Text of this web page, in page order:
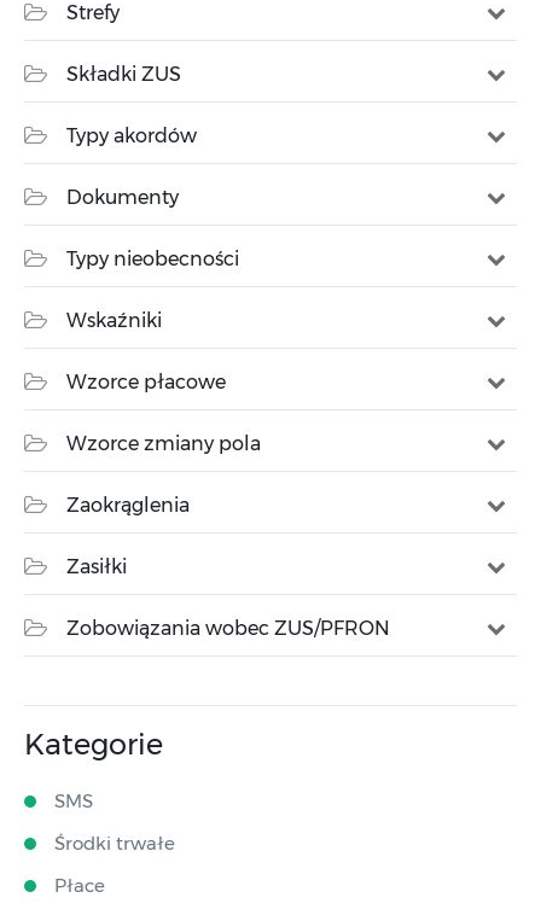
Strefy
Składki ZUS
Typy akordów
Dokumenty
Typy nieobecności
Wskaźniki
Wzorce płacowe
Wzorce zmiany pola
Zaokrąglenia
Zasiłki
Zobowiązania wobec ZUS/PFRON
Kategorie
SMS
Środki trwałe
Płace